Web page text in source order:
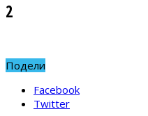
2
Подели
Facebook
Twitter